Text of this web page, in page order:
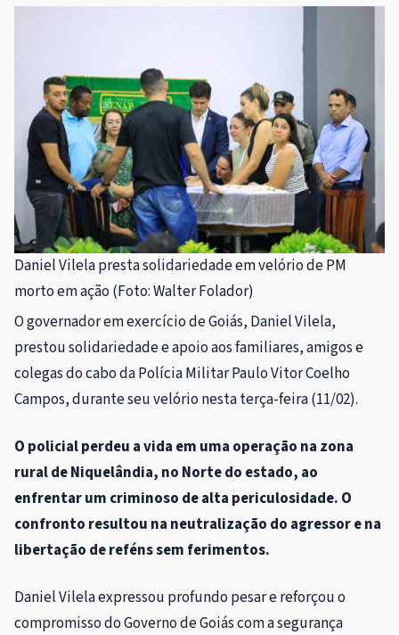
Daniel Vilela presta solidariedade em velório de PM
morto em ação (Foto: Walter Folador)
O governador em exercício de Goiás, Daniel Vilela,
prestou solidariedade e apoio aos familiares, amigos e
colegas do cabo da Polícia Militar Paulo Vitor Coelho
Campos, durante seu velório nesta terça-feira (11/02).
O policial perdeu a vida em uma operação na zona
rural de Niquelândia, no Norte do estado, ao
enfrentar um criminoso de alta periculosidade. O
confronto resultou na neutralização do agressor e na
libertação de reféns sem ferimentos.
Daniel Vilela expressou profundo pesar e reforçou o
compromisso do Governo de Goiás com a segurança